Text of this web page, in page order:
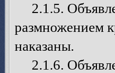
2.1.5.
размножением
наказаны.
2.1.6.